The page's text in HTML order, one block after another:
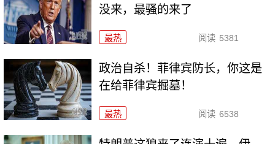
没来，最骚的来了
最热 阅读 5381
政治自杀！菲律宾防长，你这是
在给菲律宾掘墓！
最热 阅读 6538